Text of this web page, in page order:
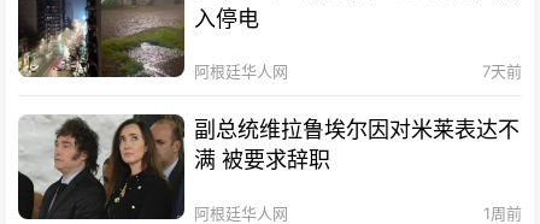
入停电
阿根廷华人网 7天前
副总统维拉鲁埃尔因对米莱表达不
满 被要求辞职
阿根廷华人网 1周前